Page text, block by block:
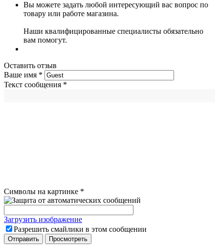
Вы можете задать любой интересующий вас вопрос по
товару или работе магазина.
Наши квалифицированные специалисты обязательно
вам помогут.
Оставить отзыв
Ваше имя *
Текст сообщения *
Символы на картинке *
Загрузить изображение
Разрешить смайлики в этом сообщении